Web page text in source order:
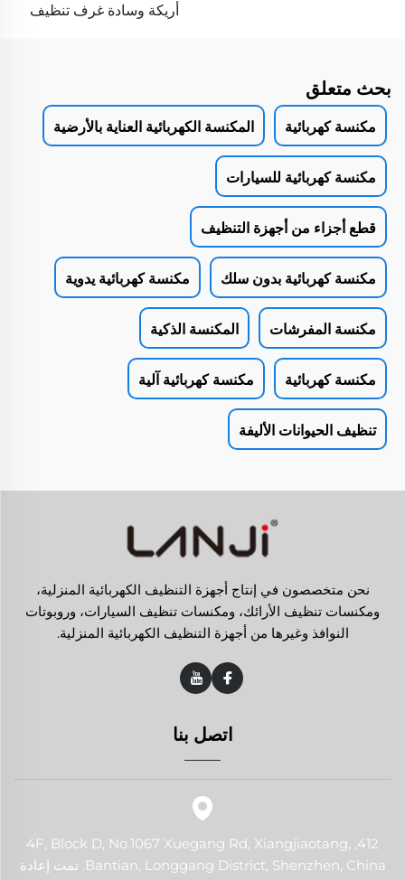
أريكة وسادة غرف تنظيف
بحث متعلق
مكنسة كهربائية المكنسة الكهربائية العناية بالأرضية
مكنسة كهربائية للسيارات
قطع أجزاء من أجهزة التنظيف
مكنسة كهربائية بدون سلك مكنسة كهربائية يدوية
مكنسة المفرشات المكنسة الذكية
مكنسة كهربائية مكنسة كهربائية آلية
تنظيف الحيوانات الأليفة
نحن متخصصون في إنتاج أجهزة التنظيف الكهربائية المنزلية،
ومكنسات تنظيف الأرائك، ومكنسات تنظيف السيارات، وروبوتات
النوافذ وغيرها من أجهزة التنظيف الكهربائية المنزلية.
اتصل بنا
412, 4F, Block D, No.1067 Xuegang Rd, Xiangjiaotang,
Bantian, Longgang District, Shenzhen, China. تمت إعادة